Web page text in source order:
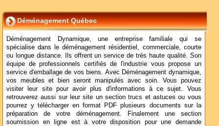
Déménagement Québec
Déménagement Dynamique, une entreprise familiale qui se
spécialise dans le déménagement résidentiel, commerciale, courte
ou longue distance. Ils offrent un service de très haute qualité. Son
équipe de professionnels certifiés de l'industrie vous propose un
service d'emballage de vos biens. Avec Déménagement dynamique,
vos meubles et bien seront manipulés avec soin. Vous pouvez
visiter leur site pour avoir plus d'informations à ce sujet. Vous
retrouverez aussi sur leur site un section trucs et astuces ou vous
pourrez y télécharger en format PDF plusieurs documents sur la
préparation de votre déménagement. Finalement une section
soumission en ligne est à votre disposition pour une demande